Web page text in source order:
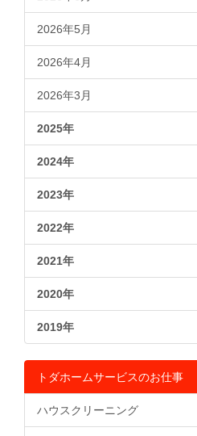
2026年5月
2026年4月
2026年3月
2025年
2024年
2023年
2022年
2021年
2020年
2019年
トダホームサービスのお仕事
ハウスクリーニング